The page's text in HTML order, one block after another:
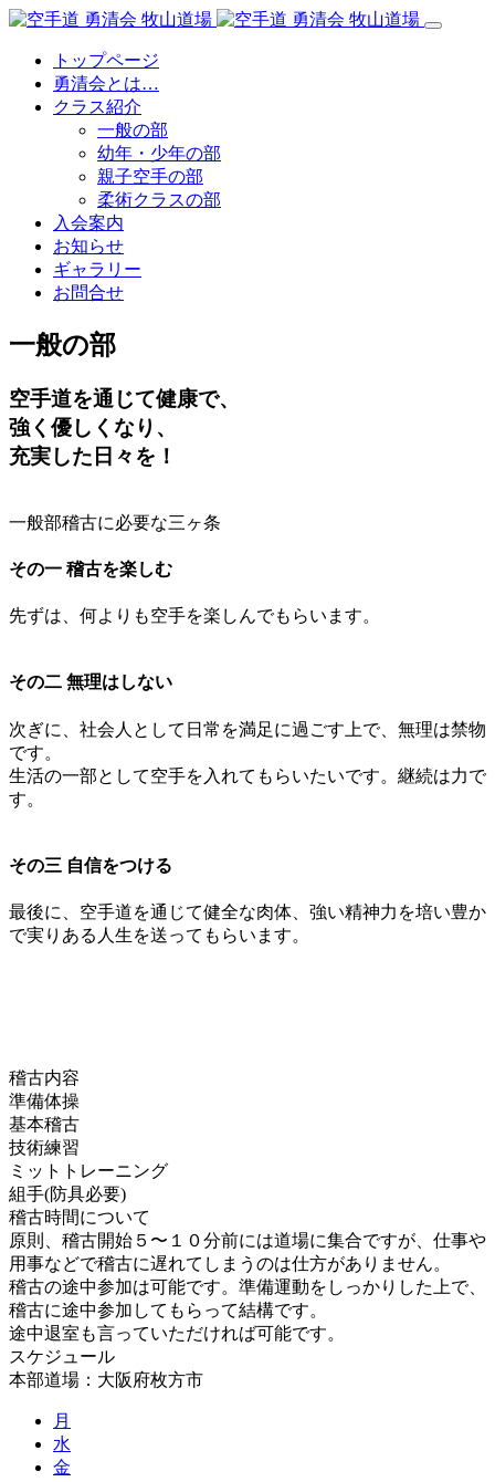
Skip
content トップページ
勇清会とは…
クラス紹介
一般の部
幼年・少年の部
親子空手の部
柔術クラスの部
入会案内
お知らせ
ギャラリー
お問合せ
一般の部
空手道を通じて健康で、
強く優しくなり、
充実した日々を！
一般部稽古に必要な三ヶ条
その一 稽古を楽しむ
先ずは、何よりも空手を楽しんでもらいます。
その二 無理はしない
次ぎに、社会人として日常を満足に過ごす上で、無理は禁物
です。
生活の一部として空手を入れてもらいたいです。継続は力で
す。
その三 自信をつける
最後に、空手道を通じて健全な肉体、強い精神力を培い豊か
で実りある人生を送ってもらいます。
稽古内容
準備体操
基本稽古
技術練習
ミットトレーニング
組手(防具必要)
稽古時間について
原則、稽古開始５〜１０分前には道場に集合ですが、仕事や
用事などで稽古に遅れてしまうのは仕方がありません。
稽古の途中参加は可能です。準備運動をしっかりした上で、
稽古に途中参加してもらって結構です。
途中退室も言っていただければ可能です。
スケジュール
本部道場：大阪府枚方市
月
水
金